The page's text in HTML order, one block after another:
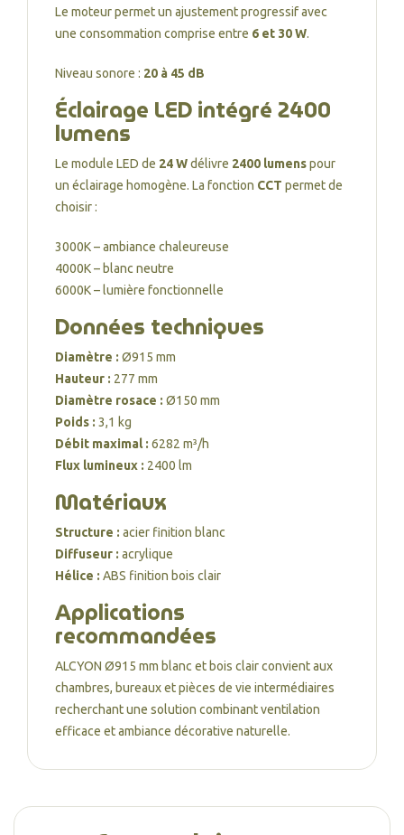
Le moteur permet un ajustement progressif avec
une consommation comprise entre 6 et 30 W.
Niveau sonore : 20 à 45 dB
Éclairage LED intégré 2400
lumens
Le module LED de 24 Wdélivre 2400 lumenspour
un éclairage homogène. La fonction CCT permet de
choisir :
3000K – ambiance chaleureuse
4000K – blanc neutre
6000K – lumière fonctionnelle
Données techniques
Diamètre : Ø915 mm
Hauteur : 277 mm
Diamètre rosace : Ø150 mm
Poids : 3,1 kg
Débit maximal : 6282 m³/h
Flux lumineux : 2400 lm
Matériaux
Structure : acier finition blanc
Diffuseur : acrylique
Hélice : ABS finition bois clair
Applications
recommandées
ALCYON Ø915 mm blanc et bois clair convient aux
chambres, bureaux et pièces de vie intermédiaires
recherchant une solution combinant ventilation
efficace et ambiance décorative naturelle.